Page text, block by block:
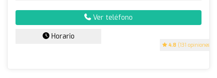
4.8 (131 opiniones)
Ver teléfono
Horario